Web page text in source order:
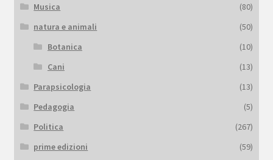
Musica
(80)
natura e animali
(50)
Botanica
(10)
Cani
(13)
Parapsicologia
(13)
Pedagogia
(5)
Politica
(267)
prime edizioni
(59)